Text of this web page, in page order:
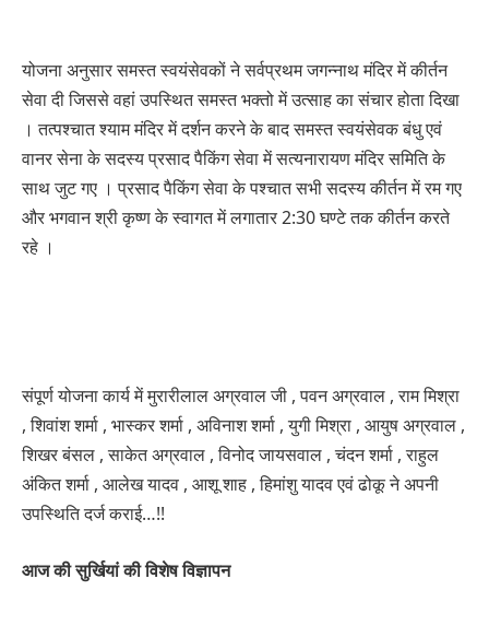
योजना अनुसार समस्त स्वयंसेवकों ने सर्वप्रथम जगन्नाथ मंदिर में कीर्तन
सेवा दी जिससे वहां उपस्थित समस्त भक्तो में उत्साह का संचार होता दिखा
। तत्पश्चात श्याम मंदिर में दर्शन करने के बाद समस्त स्वयंसेवक बंधु एवं
वानर सेना के सदस्य प्रसाद पैकिंग सेवा में सत्यनारायण मंदिर समिति के
साथ जुट गए । प्रसाद पैकिंग सेवा के पश्चात सभी सदस्य कीर्तन में रम गए
और भगवान श्री कृष्ण के स्वागत में लगातार 2:30 घण्टे तक कीर्तन करते
रहे ।
संपूर्ण योजना कार्य में मुरारीलाल अग्रवाल जी , पवन अग्रवाल , राम मिश्रा
, शिवांश शर्मा , भास्कर शर्मा , अविनाश शर्मा , युगी मिश्रा , आयुष अग्रवाल ,
शिखर बंसल , साकेत अग्रवाल , विनोद जायसवाल , चंदन शर्मा , राहुल
अंकित शर्मा , आलेख यादव , आशू शाह , हिमांशु यादव एवं ढोकू ने अपनी
उपस्थिति दर्ज कराई…!!
आज की सुर्खियां की विशेष विज्ञापन